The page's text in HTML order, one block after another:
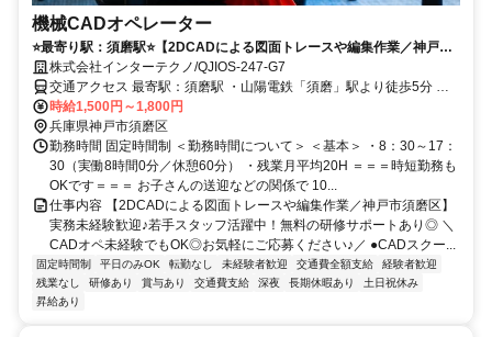
機械CADオペレーター
⭐️最寄り駅：須磨駅⭐️【2DCADによる図面トレースや編集作業／神戸市
須磨区】実務未経験歓迎♪若手スタッフ活躍中！無料の研修サポートあり
◎
株式会社インターテクノ/QJIOS-247-G7
交通アクセス 最寄駅：須磨駅 ・山陽電鉄「須磨」駅より徒歩5分 ・
時給1,500円～1,800円
兵庫県神戸市須磨区
勤務時間 固定時間制 ＜勤務時間について＞ ＜基本＞ ・8：30～17：
30（実働8時間0分／休憩60分） ・残業月平均20H ＝＝＝時短勤務も
OKです＝＝＝ お子さんの送迎などの関係で 10...
仕事内容 【2DCADによる図面トレースや編集作業／神戸市須磨区】
実務未経験歓迎♪若手スタッフ活躍中！無料の研修サポートあり◎ ＼
CADオペ未経験でもOK◎お気軽にご応募ください♪／ ●CADスクー...
固定時間制 平日のみOK 転勤なし 未経験者歓迎 交通費全額支給
経験者歓迎
残業なし
研修あり 賞与あり 交通費支給 深夜 長期休暇あり
土日祝休み
昇給あり